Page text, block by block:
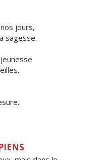
jours,
sagesse.